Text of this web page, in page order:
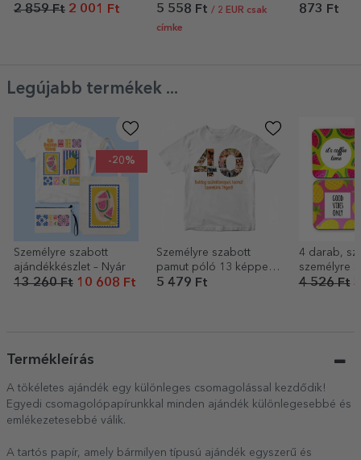
2 859 Ft 2 001 Ft 5 558 Ft / 2 EUR csak
címke
873 Ft
Legújabb termékek ...
-20%
Személyre szabott
ajándékkészlet – Nyár
13 260 Ft 10 608 Ft
Személyre szabott
pamut póló 13 képpel
és üzenettel – 40 éves
5 479 Ft
4 darab,
személyre
pohártartó
4 526 Ft3
Termékleírás
A tökéletes ajándék egy különleges csomagolással kezdődik!
Egyedi csomagolópapírunkkal minden ajándék különlegesebbé és
emlékezetesebbé válik.
A tartós papír, amely bármilyen típusú ajándék egyszerű és